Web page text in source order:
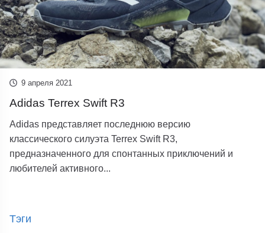
9 апреля 2021
Adidas Terrex Swift R3
Adidas представляет последнюю версию
классического силуэта Terrex Swift R3,
предназначенного для спонтанных приключений и
любителей активного...
Тэги